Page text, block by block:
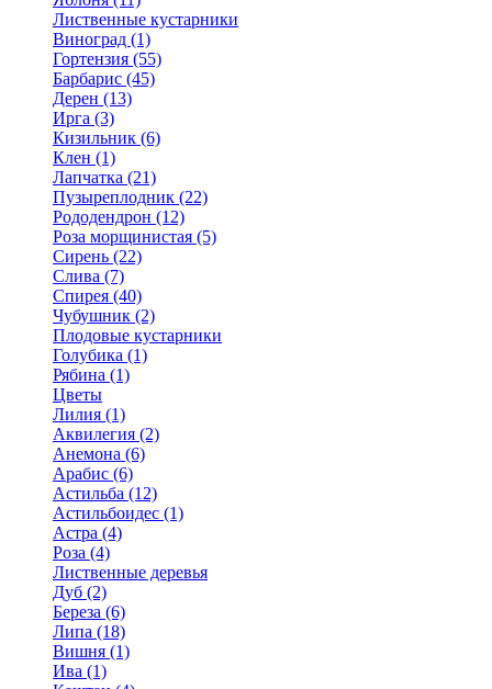
Лиственные кустарники
Виноград (1)
Гортензия (55)
Барбарис (45)
Дерен (13)
Ирга (3)
Кизильник (6)
Клен (1)
Лапчатка (21)
Пузыреплодник (22)
Рододендрон (12)
Роза морщинистая (5)
Сирень (22)
Слива (7)
Спирея (40)
Чубушник (2)
Плодовые кустарники
Голубика (1)
Рябина (1)
Цветы
Лилия (1)
Аквилегия (2)
Анемона (6)
Арабис (6)
Астильба (12)
Астильбоидес (1)
Астра (4)
Роза (4)
Лиственные деревья
Дуб (2)
Береза (6)
Липа (18)
Вишня (1)
Ива (1)